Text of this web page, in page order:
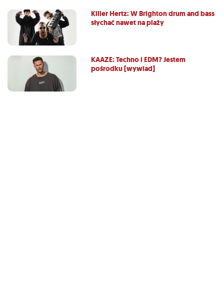
Killer Hertz: W Brighton drum and bass
słychać nawet na plaży
KAAZE: Techno i EDM? Jestem
pośrodku [wywiad]